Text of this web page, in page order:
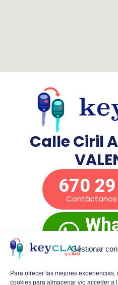
Gestionar
Para ofrecer las mejores
cookies para almacenar y/o acceder a
Calle Ciril
670
Contáctanos